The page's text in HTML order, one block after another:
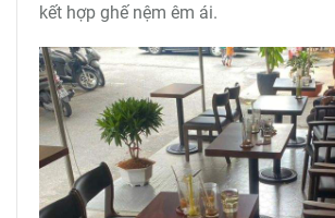
kết hợp ghế nệm êm ái.